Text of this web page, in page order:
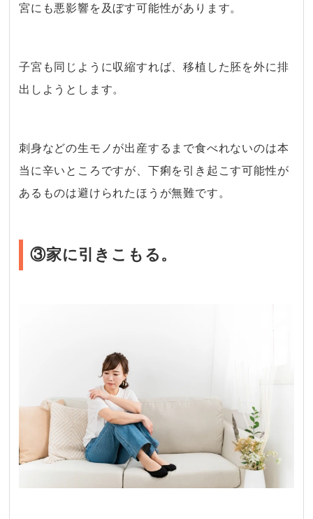
宮にも悪影響を及ぼす可能性があります。
子宮も同じように収縮すれば、移植した胚を外に排
出しようとします。
刺身などの生モノが出産するまで食べれないのは本
当に辛いところですが、下痢を引き起こす可能性が
あるものは避けられたほうが無難です。
③家に引きこもる。